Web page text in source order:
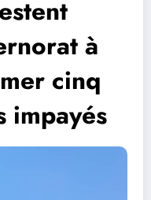
à
cinq
impayés